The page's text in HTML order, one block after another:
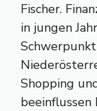
Fischer.
in jungen
Shopping
beeinflussen